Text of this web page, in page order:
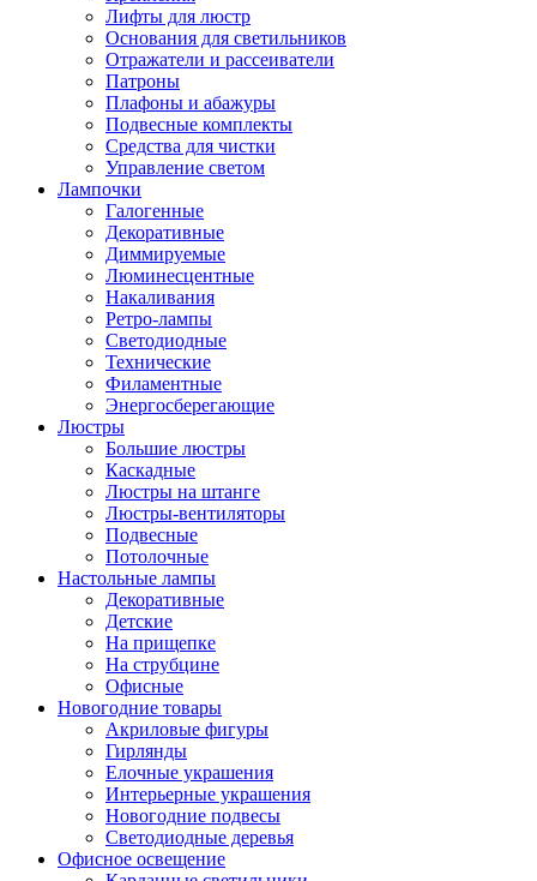
Лифты для люстр
Основания для светильников
Отражатели и рассеиватели
Патроны
Плафоны и абажуры
Подвесные комплекты
Средства для чистки
Управление светом
Лампочки
Галогенные
Декоративные
Диммируемые
Люминесцентные
Накаливания
Ретро-лампы
Светодиодные
Технические
Филаментные
Энергосберегающие
Люстры
Большие люстры
Каскадные
Люстры на штанге
Люстры-вентиляторы
Подвесные
Потолочные
Настольные лампы
Декоративные
Детские
На прищепке
На струбцине
Офисные
Новогодние товары
Акриловые фигуры
Гирлянды
Елочные украшения
Интерьерные украшения
Новогодние подвесы
Светодиодные деревья
Офисное освещение